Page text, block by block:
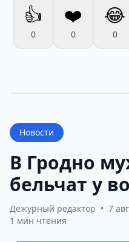
👍
0
❤️
0
😂
0
Новости
В Гродно
бельчат у
Дежурный редактор • 7
1 мин чтения